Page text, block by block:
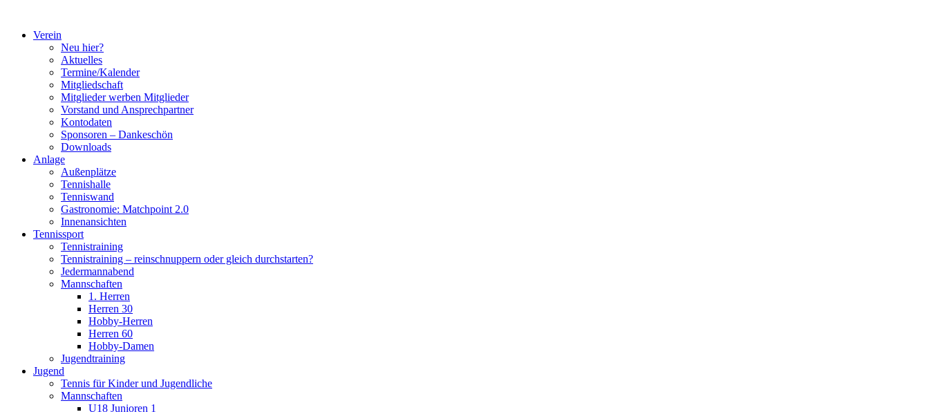
springenVerein
Neu hier?
Aktuelles
Termine/Kalender
Mitgliedschaft
Mitglieder werben Mitglieder
Vorstand und Ansprechpartner
Kontodaten
Sponsoren – Dankeschön
Downloads
Anlage
Außenplätze
Tennishalle
Tenniswand
Gastronomie: Matchpoint 2.0
Innenansichten
Tennissport
Tennistraining
Tennistraining – reinschnuppern oder gleich durchstarten?
Jedermannabend
Mannschaften
1. Herren
Herren 30
Hobby-Herren
Herren 60
Hobby-Damen
Jugendtraining
Jugend
Tennis für Kinder und Jugendliche
Mannschaften
U18 Junioren 1